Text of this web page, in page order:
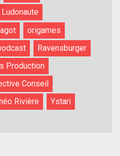
Ludonaute
origames
Ravensburger
Production
Conseil
Rivière
Ystari